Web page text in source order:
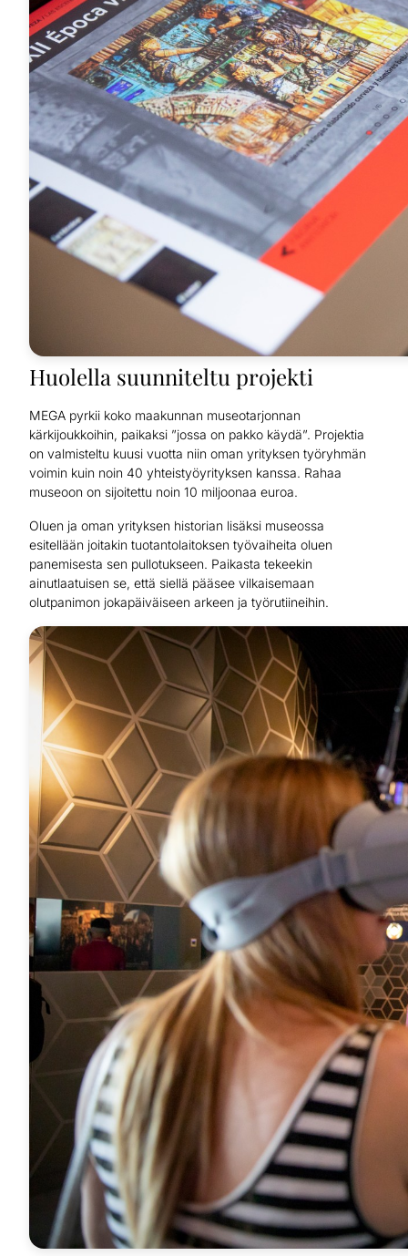
Huolella suunniteltu projekti
MEGA pyrkii koko maakunnan museotarjonnan
kärkijoukkoihin, paikaksi ”jossa on pakko käydä”. Projektia
on valmisteltu kuusi vuotta niin oman yrityksen työryhmän
voimin kuin noin 40 yhteistyöyrityksen kanssa. Rahaa
museoon on sijoitettu noin 10 miljoonaa euroa.
Oluen ja oman yrityksen historian lisäksi museossa
esitellään joitakin tuotantolaitoksen työvaiheita oluen
panemisesta sen pullotukseen. Paikasta tekeekin
ainutlaatuisen se, että siellä pääsee vilkaisemaan
olutpanimon jokapäiväiseen arkeen ja työrutiineihin.